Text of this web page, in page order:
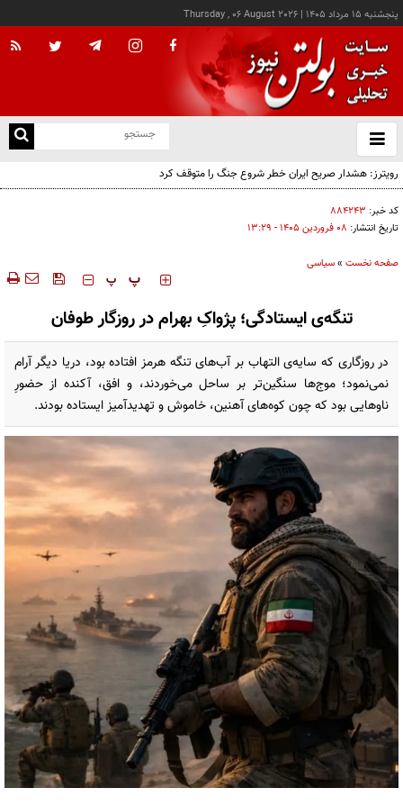
پنجشنبه ۱۵ مرداد ۱۴۰۵ |
Thursday , 06 August 2026
باز
و
رویترز: هشدار صریح ایران خطر شروع جنگ را متوقف کرد
کد خبر: ۸۸۴۲۴۳
تاریخ انتشار: ۰۸ فروردين ۱۴۰۵ - ۱۳:۲۹
صفحه نخست »سیاسی
‍‍‍ پ پ
تنگه‌ی ایستادگی؛ پژواکِ بهرام در روزگار طوفان
در روزگاری که سایه‌ی التهاب بر آب‌های تنگه هرمز افتاده بود، دریا دیگر آرام
نمی‌نمود؛ موج‌ها سنگین‌تر بر ساحل می‌خوردند، و افق، آکنده از حضورِ
ناوهایی بود که چون کوه‌های آهنین، خاموش و تهدیدآمیز ایستاده بودند.